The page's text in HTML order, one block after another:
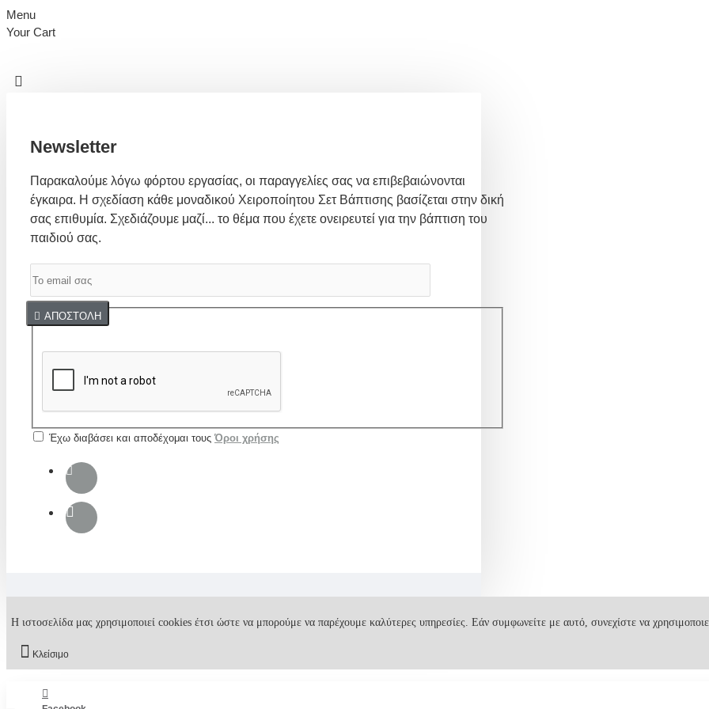
Menu
Your Cart
Newsletter
Παρακαλούμε λόγω φόρτου εργασίας, οι παραγγελίες σας να επιβεβαιώνονται
έγκαιρα. Η σχεδίαση κάθε μοναδικού Χειροποίητου Σετ Βάπτισης βασίζεται στην δική
σας επιθυμία. Σχεδιάζουμε μαζί... το θέμα που έχετε ονειρευτεί για την βάπτιση του
παιδιού σας.
ΑΠΟΣΤΟΛΉ
Captcha
Έχω διαβάσει και αποδέχομαι τους Όροι χρήσης
Η ιστοσελίδα μας χρησιμοποιεί cookies έτσι ώστε να μπορούμε να παρέχουμε καλύτερες υπηρεσίες. Εάν συμφωνείτε με αυτό, συνεχίστε να
Κλείσιμο